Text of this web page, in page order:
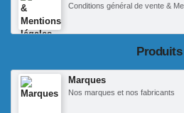
Conditions général de vente &
Produits
Marques
Nos marques et nos fabricants